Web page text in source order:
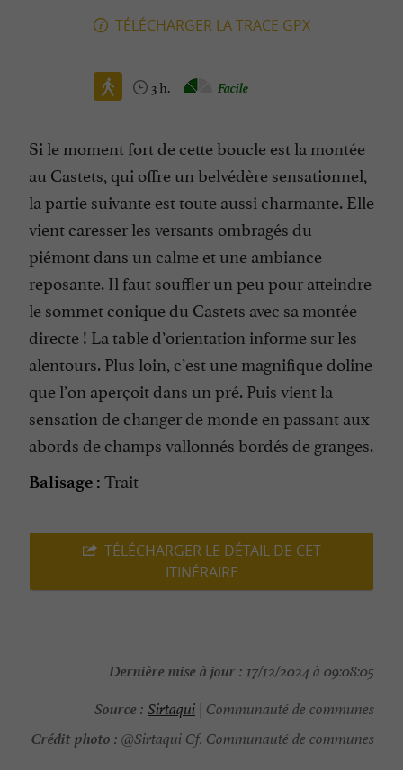
TÉLÉCHARGER LA TRACE GPX
3 h. Facile
Si le moment fort de cette boucle est la montée
au Castets, qui offre un belvédère sensationnel,
la partie suivante est toute aussi charmante. Elle
vient caresser les versants ombragés du
piémont dans un calme et une ambiance
reposante. Il faut souffler un peu pour atteindre
le sommet conique du Castets avec sa montée
directe ! La table d’orientation informe sur les
alentours. Plus loin, c’est une magnifique doline
que l’on aperçoit dans un pré. Puis vient la
sensation de changer de monde en passant aux
abords de champs vallonnés bordés de granges.
Balisage : Trait
TÉLÉCHARGER LE DÉTAIL DE CET
ITINÉRAIRE
Dernière mise à jour : 17/12/2024 à 09:08:05
Source : Sirtaqui | Communauté de communes
Crédit photo : @Sirtaqui Cf. Communauté de communes